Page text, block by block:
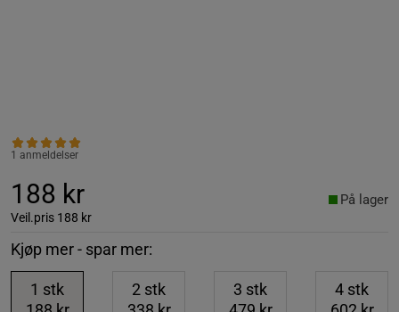
1 anmeldelser
188 kr
Veil.pris 188 kr
På lager
Kjøp mer - spar mer:
1 stk
2 stk
3 stk
4 stk